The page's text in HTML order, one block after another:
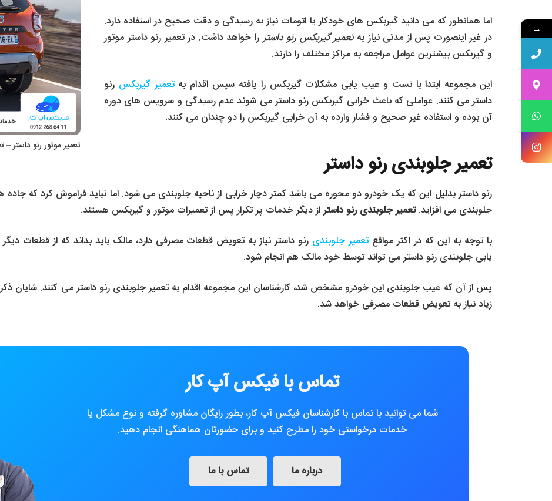
تعمیر موتور رنو داستر
اما همانطور که می دانید گیربکس های خودکار یا اتومات نیاز به رسیدگی و دقت صحیح در استفاده دارد.
در غیر اینصورت پس از مدتی نیاز بهتعمیر گیربکس رنو داستررا خواهد داشت. در تعمیر رنو داستر موتور
و گیربکس بیشترین عوامل مراجعه به مراکز مختلف را دارند.
این مجموعه ابتدا با تست و عیب یابی مشکلات گیربکس را یافته سپس اقدام بهتعمیر گیربکس رنو
داستر می کنند. عواملی که باعث خرابی گیربکس رنو داستر می شوند عدم رسیدگی و سرویس های دوره
آن بوده و استفاده غیر صحیح و فشار وارده به آن خرابی گیربکس را دو چندان می کنند.
تعمیر جلوبندی رنو داستر
رنو داستر بدلیل این که یک خودرو دو محوره می باشد کمتر دچار خرابی از ناحیه جلوبندی می شود. اما نباید فراموش کرد که جاده
جلوبندی می افزاید.تعمیر جلوبندی رنو داستراز دیگر خدمات پر تکرار پس از تعمیرات موتور و گیربکس هستند.
با توجه به این که در اکثر مواقعتعمیر جلوبندی رنو داستر نیاز به تعویض قطعات مصرفی دارد، مالک باید بداند که از قطعات
یابی جلوبندی رنو داستر می تواند توسط خود مالک هم انجام شود.
پس از آن که عیب جلوبندی این خودرو مشخص شد، کارشناسان این مجموعه اقدام به تعمیر جلوبندی رنو داستر می کنند. شایان
زیاد نیاز به تعویض قطعات مصرفی خواهد شد.
تماس با فیکس آپ کار
شما می توانید با تماس با کارشناسان فیکس آپ کار، بطور رایگان مشاوره گرفته و نوع مشکل یا
خدمات درخواستی خود را مطرح کنید و برای حضورتان هماهنگی انجام دهید.
درباره ما تماس با ما
→